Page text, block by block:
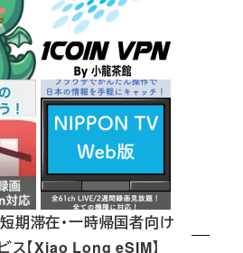
期滞在・一時帰国者向け
ス【Xiao Long eSIM】